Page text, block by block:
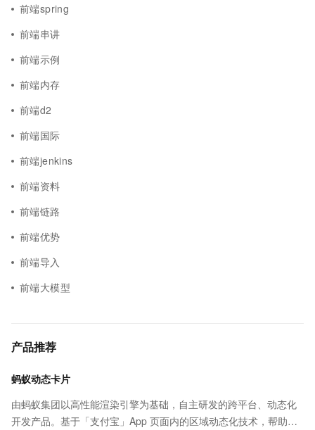
前端spring
前端串讲
前端示例
前端内存
前端d2
前端国际
前端jenkins
前端资料
前端链路
前端优势
前端导入
前端大模型
产品推荐
蚂蚁动态卡片
由蚂蚁集团以高性能渲染引擎为基础，自主研发的跨平台、动态化
开发产品。基于「支付宝」App 页面内的区域动态化技术，帮助客